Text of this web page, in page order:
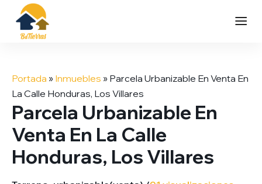
contenido
Portada » Inmuebles » Parcela Urbanizable En Venta En
La Calle Honduras, Los Villares
Parcela Urbanizable En
Venta En La Calle
Honduras, Los Villares